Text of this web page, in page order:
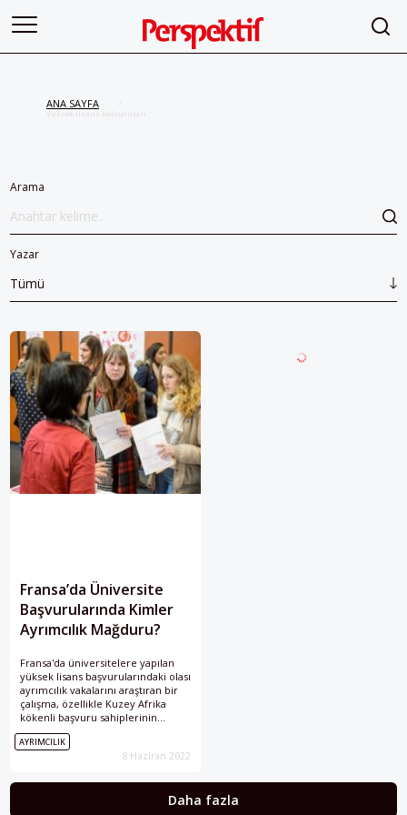
ANA SAYFA
Yüksek lisans başvuruları
Arama
Yazar
Tümü
Fransa’da Üniversite
Başvurularında Kimler
Ayrımcılık Mağduru?
Fransa'da üniversitelere yapılan
yüksek lisans başvurularındaki olası
ayrımcılık vakalarını araştıran bir
çalışma, özellikle Kuzey Afrika
kökenli başvuru sahiplerinin
dezavantajlı olduğunu ortaya
koyuyor.
AYRIMCILIK
8 Haziran 2022
Daha fazla